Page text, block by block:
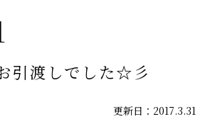
引渡しでした☆彡
更新日：2017.3.31